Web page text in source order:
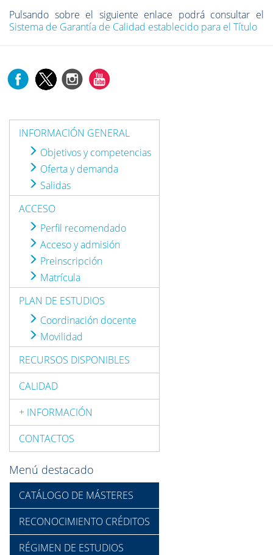
Pulsando sobre el siguiente enlace podrá consultar el
Sistema de Garantía de Calidad establecido para el Título
INFORMACIÓN GENERAL
Objetivos y competencias
Oferta y demanda
Salidas
ACCESO
Perfil recomendado
Acceso y admisión
Preinscripción
Matrícula
PLAN DE ESTUDIOS
Coordinación docente
Movilidad
RECURSOS DISPONIBLES
CALIDAD
+ INFORMACIÓN
CONTACTOS
Menú destacado
CATÁLOGO DE MÁSTERES
RECONOCIMIENTO CRÉDITOS
RÉGIMEN DE ESTUDIOS